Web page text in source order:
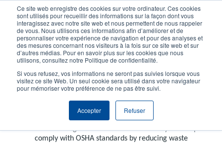
Ce site web enregistre des cookies sur votre ordinateur. Ces cookies
sont utilisés pour recueillir des informations sur la façon dont vous
interagissez avec notre site web et nous permettent de nous rappeler
de vous. Nous utilisons ces informations afin d’améliorer et de
personnaliser votre expérience de navigation et pour des analyses et
des mesures concernant nos visiteurs à la fois sur ce site web et sur
d’autres médias. Pour en savoir plus sur les cookies que nous
utilisons, consultez notre Politique de confidentialité.
Si vous refusez, vos informations ne seront pas suivies lorsque vous
visitez ce site Web. Un seul cookie sera utilisé dans votre navigateur
pour mémoriser votre préférence de ne pas être suivi.
Accepter Refuser
contenu
principal
User
account
menu
User
Header
Sélecteur de produits Tech Support
Contacter le service commercial
Linerless Printers
Using linerless labels can also help organizations reduce
fines. Eliminating liner waste enhances safety and helps
comply with OSHA standards by reducing waste